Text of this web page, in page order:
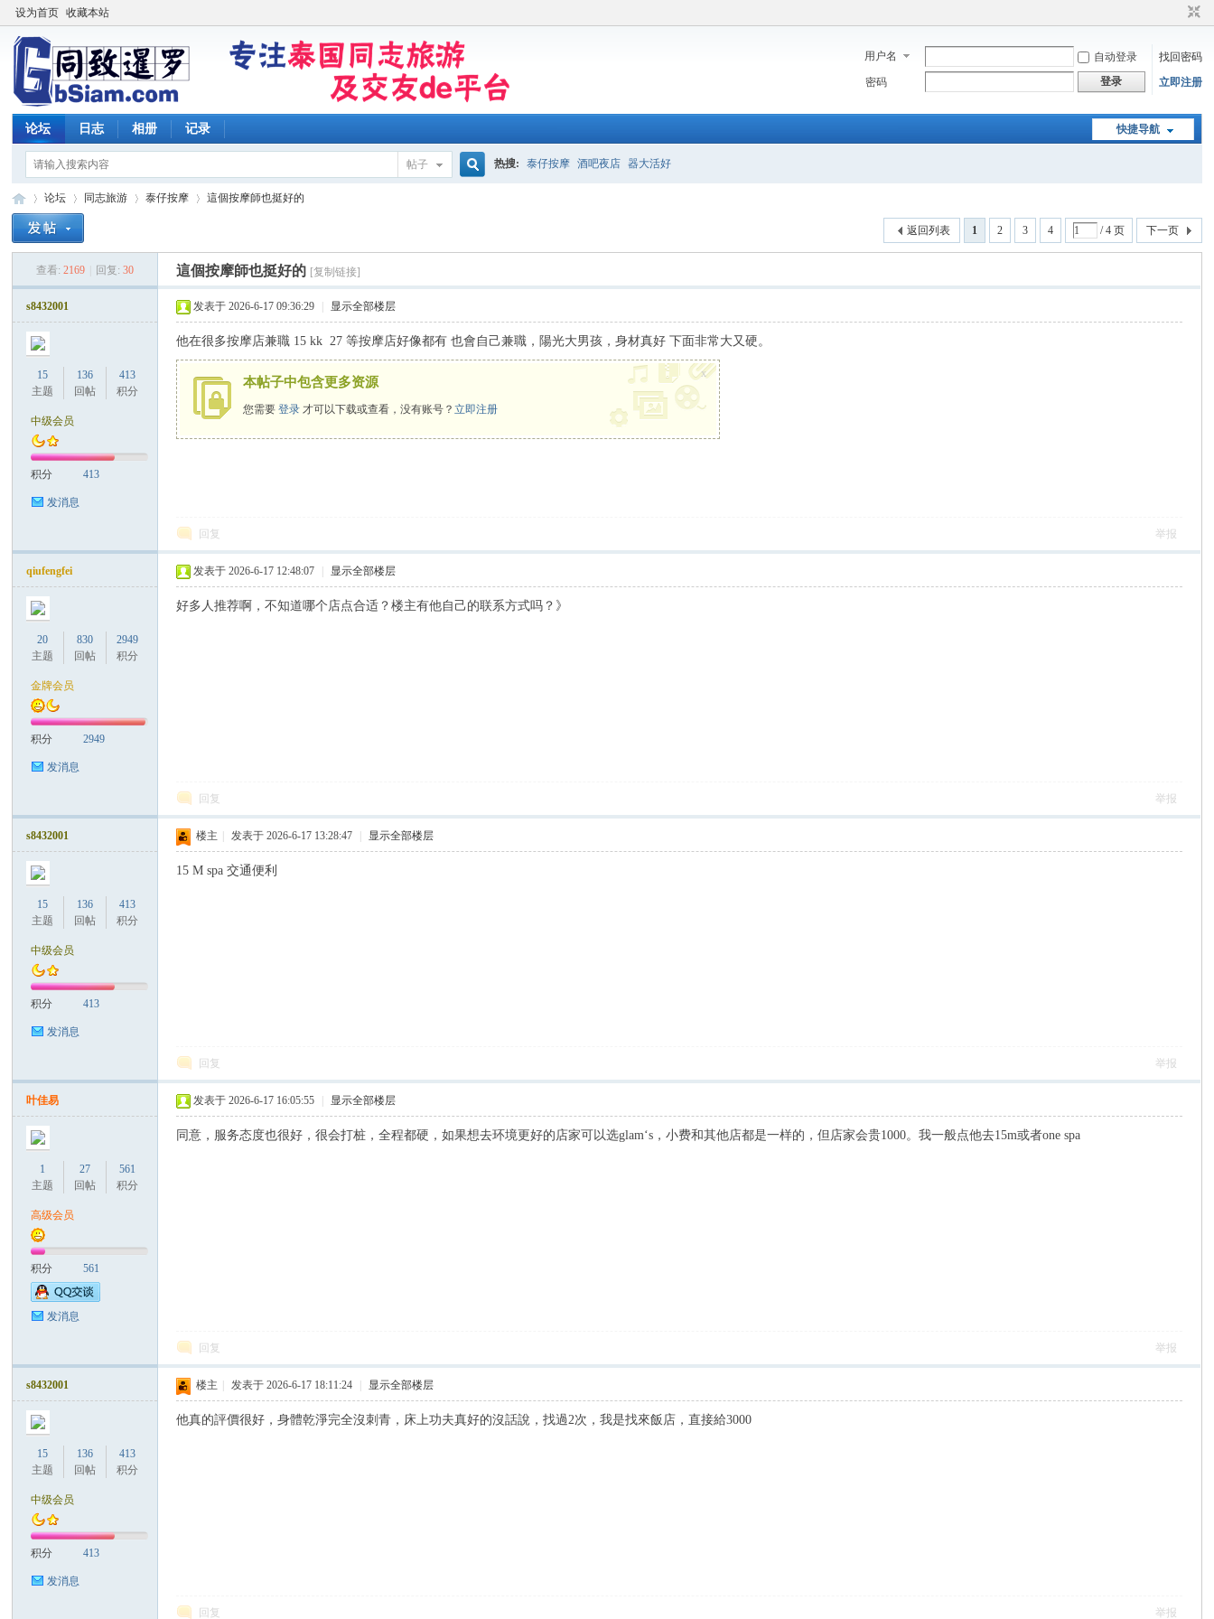
设为首页 收藏本站
用户名 自动登录
找回密码
密码
登录 立即注册
快捷导航
论坛 日志 相册 记录
帖子 热搜: 泰仔按摩 酒吧夜店 器大活好
罗
论坛
›
同志旅游
›
泰仔按摩
›
這個按摩師也挺好的
1 2 3 4 / 4 页 下一页
返回列表
查看: 2169 回复: 30 這個按摩師也挺好的 [复制链接]
s8432001
15
主题
136
回帖
413
积分
中级会员
积分 413
发消息
发表于 2026-6-17 09:36:29 显示全部楼层
他在很多按摩店兼職 15 kk 27 等按摩店好像都有 也會自己兼職，陽光大男孩，身材真好 下面非常大又硬。
本帖子中包含更多资源
您需要登录 才可以下载或查看，没有账号？立即注册
x
回复 举报
qiufengfei
20
主题
830
回帖
2949
积分
金牌会员
积分 2949
发消息
发表于 2026-6-17 12:48:07 显示全部楼层
好多人推荐啊，不知道哪个店点合适？楼主有他自己的联系方式吗？》
回复 举报
s8432001
15
主题
136
回帖
413
积分
中级会员
积分 413
发消息
楼主 发表于 2026-6-17 13:28:47 显示全部楼层
15 M spa 交通便利
回复 举报
叶佳易
1
主题
27
回帖
561
积分
高级会员
积分 561
发消息
发表于 2026-6-17 16:05:55 显示全部楼层
同意，服务态度也很好，很会打桩，全程都硬，如果想去环境更好的店家可以选glam‘s，小费和其他店都是一样的，但店家会贵1000。我一般点他去15m或者one spa
回复 举报
s8432001
15
主题
136
回帖
413
积分
中级会员
积分 413
发消息
楼主 发表于 2026-6-17 18:11:24 显示全部楼层
他真的評價很好，身體乾淨完全沒刺青，床上功夫真好的沒話說，找過2次，我是找來飯店，直接給3000
回复 举报